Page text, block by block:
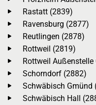
Rastatt (2839)
Ravensburg (2877)
Reutlingen (2878)
Rottweil (2819)
Rottweil
Schorndorf (2882)
Schwäbisch Gmünd
Schwäbisch Hall